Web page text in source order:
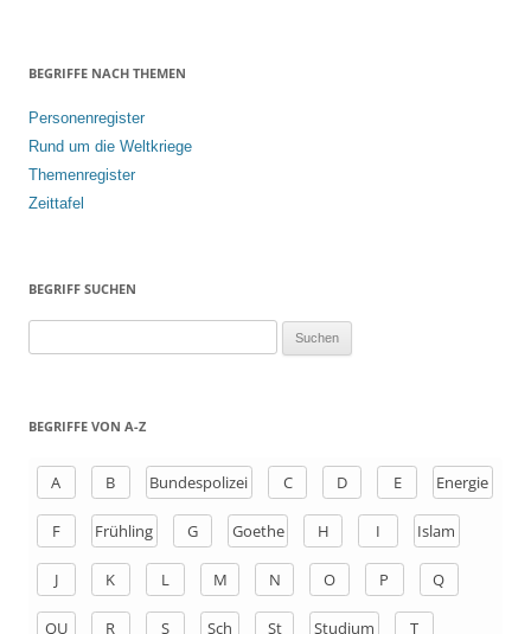
BEGRIFFE NACH THEMEN
Personenregister
Rund um die Weltkriege
Themenregister
Zeittafel
BEGRIFF SUCHEN
h
BEGRIFFE VON A-Z
A B Bundespolizei C D E Energie
F Frühling G Goethe H I Islam
J K L M N O P Q
QU R S Sch St Studium T